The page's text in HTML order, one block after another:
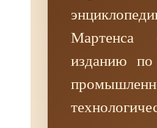
Мартенса
изданию по